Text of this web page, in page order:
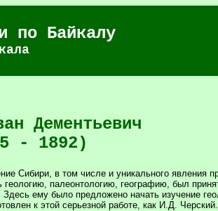
по Байкалу
Дементьевич
- 1892)
Сибири, в том числе и уникального явления
палеонтологию, географию, был
ему было предложено начать изучение
к этой серьезной работе, как И.Д. Черский.